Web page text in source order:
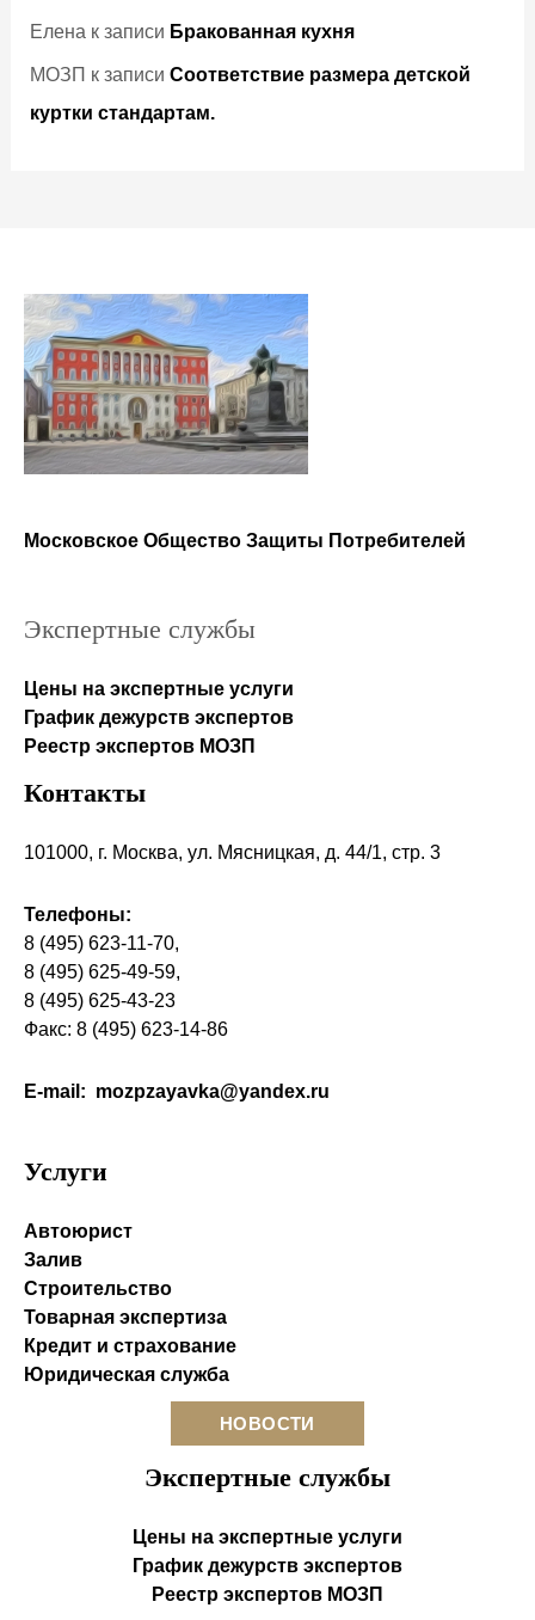
Елена к записи Бракованная кухня
МОЗП к записи Соответствие размера детской
куртки стандартам.
Московское Общество Защиты Потребителей
Экспертные службы
Цены на экспертные услуги
График дежурств экспертов
Реестр экcпертов МОЗП
Контакты
101000, г. Москва, ул. Мясницкая, д. 44/1, стр. 3
Телефоны:
8 (495) 623-11-70,
8 (495) 625-49-59,
8 (495) 625-43-23
Факс: 8 (495) 623-14-86
E-mail: mozpzayavka@yandex.ru
Услуги
Автоюрист
Залив
Строительство
Товарная экспертиза
Кредит и страхование
Юридическая служба
НОВОСТИ
Экспертные службы
Цены на экспертные услуги
График дежурств экспертов
Реестр экcпертов МОЗП